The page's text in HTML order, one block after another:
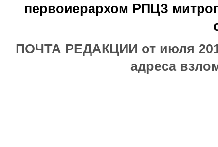
первоиерархом РПЦЗ
ПОЧТА РЕДАКЦИИ от июля
адреса